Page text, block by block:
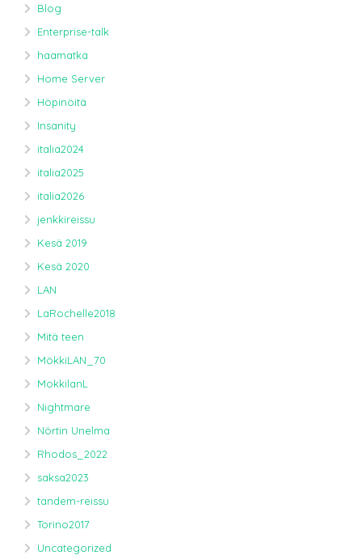
Blog
Enterprise-talk
haamatka
Home Server
Höpinöitä
Insanity
italia2024
italia2025
italia2026
jenkkireissu
Kesä 2019
Kesä 2020
LAN
LaRochelle2018
Mitä teen
MökkiLAN_70
MokkilanL
Nightmare
Nörtin Unelma
Rhodos_2022
saksa2023
tandem-reissu
Torino2017
Uncategorized